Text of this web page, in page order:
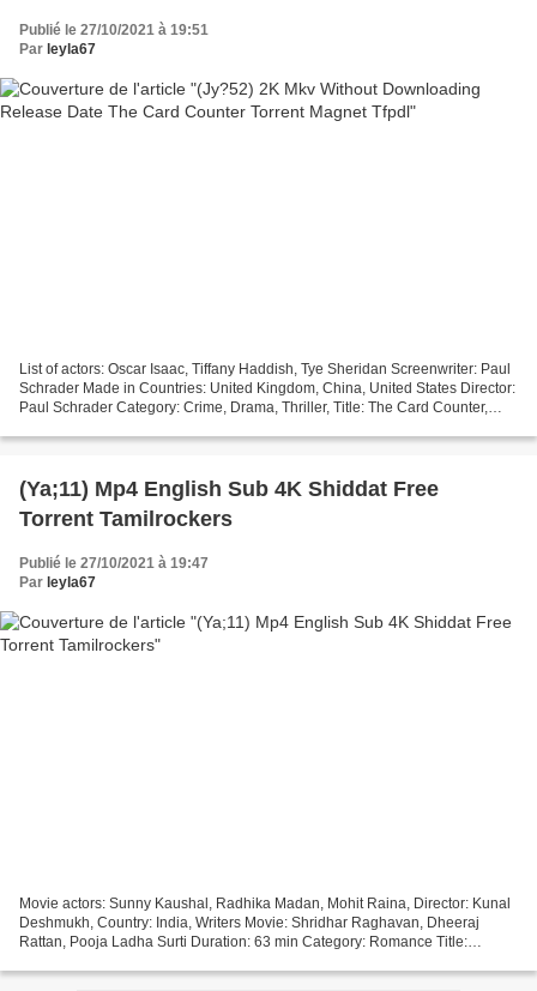
Publié le 27/10/2021 à 19:51
Par leyla67
List of actors: Oscar Isaac, Tiffany Haddish, Tye Sheridan Screenwriter: Paul
Schrader Made in Countries: United Kingdom, China, United States Director:
Paul Schrader Category: Crime, Drama, Thriller, Title: The Card Counter,
(Ya;11) Mp4 English Sub 4K Shiddat Free
Torrent Tamilrockers
Publié le 27/10/2021 à 19:47
Par leyla67
Movie actors: Sunny Kaushal, Radhika Madan, Mohit Raina, Director: Kunal
Deshmukh, Country: India, Writers Movie: Shridhar Raghavan, Dheeraj
Rattan, Pooja Ladha Surti Duration: 63 min Category: Romance Title: